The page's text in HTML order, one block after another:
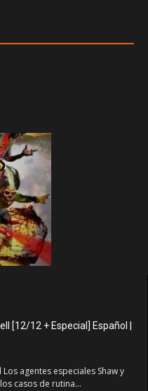
[12/12 + Especial] Español |
agentes especiales Shaw y
casos de rutina...